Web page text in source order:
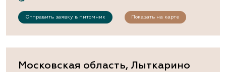
Отправить заявку в питомник Показать на карте
Московская область, Лыткарино